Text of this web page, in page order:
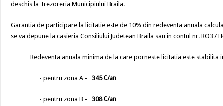
deschis la Trezoreria Municipiului Braila.
Garantia de participare la licitatie este de 10% din redeventa anuala
se va depune la casieria Consiliului Judetean Braila sau in contul nr.
Redeventa anuala minima de la care porneste licitatia este stabilita
- pentru zona A -345 €/an
- pentru zona B -308 €/an